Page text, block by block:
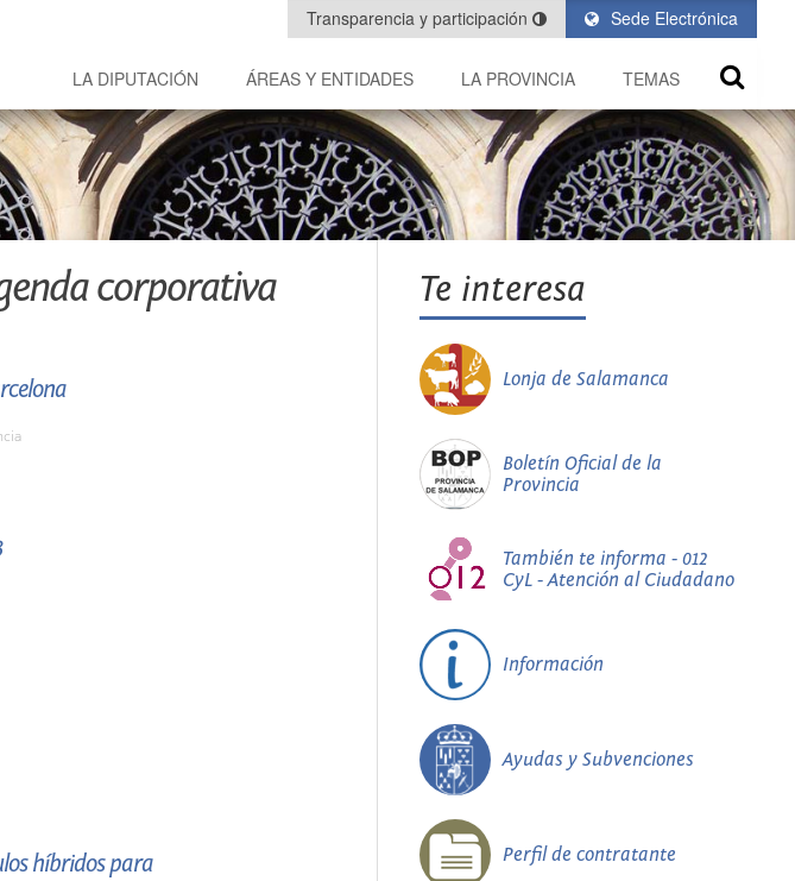
Sede Electrónica
Transparencia y participación
LA DIPUTACIÓN ÁREAS Y ENTIDADES LA PROVINCIA TEMAS
corporativa
híbridos para
Te interesa
Lonja de Salamanca
Boletín Oficial de la
Provincia
También te informa - 012
CyL - Atención al Ciudadano
Información
Ayudas y Subvenciones
Perfil de contratante